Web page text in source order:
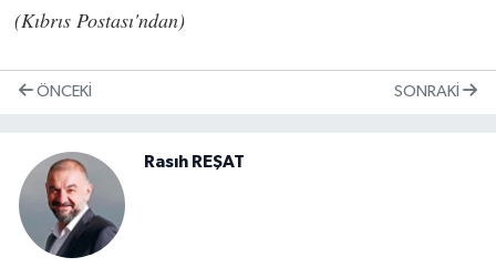
(Kıbrıs Postası'ndan)
ÖNCEKI SONRAKI
Rasıh REŞAT